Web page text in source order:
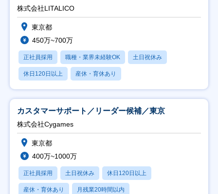
株式会社LITALICO
東京都
450万~700万
正社員採用 職種・業界未経験OK 土日祝休み
休日120日以上 産休・育休あり
カスタマーサポート／リーダー候補／東京
株式会社Cygames
東京都
400万~1000万
正社員採用 土日祝休み 休日120日以上
産休・育休あり 月残業20時間以内